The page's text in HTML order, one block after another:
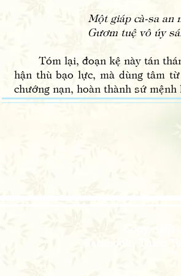
Một giáp cà-sa an
Gươm tuệ vô úy
Tóm lại, đoạn kệ này tán thán
hận thù bạo lực, mà dùng tâm
chướng nạn, hoàn thành sứ
Copy
Facebook: Thien